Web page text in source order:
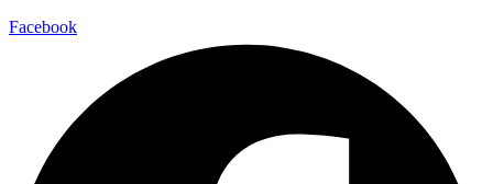
Facebook